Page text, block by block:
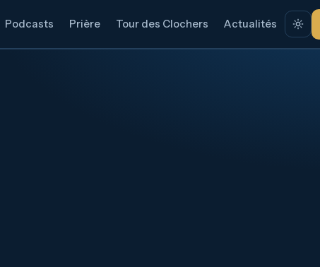
Podcasts Prière Tour des Clochers Actualités